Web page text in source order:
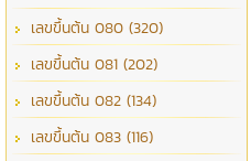
เลขขึ้นต้น 080 (320)
เลขขึ้นต้น 081 (202)
เลขขึ้นต้น 082 (134)
เลขขึ้นต้น 083 (116)